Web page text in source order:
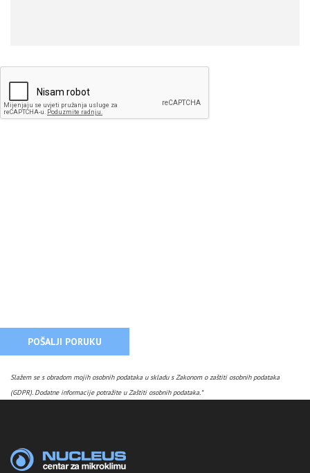
POŠALJI PORUKU
Slažem se s obradom mojih osobnih podataka u skladu s Zakonom o zaštiti osobnih podataka
(GDPR). Dodatne informacije potražite u Zaštiti osobnih podataka.*